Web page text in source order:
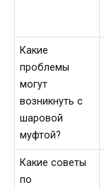
Какие
проблемы
могут
возникнуть с
шаровой
муфтой?
Какие советы
по